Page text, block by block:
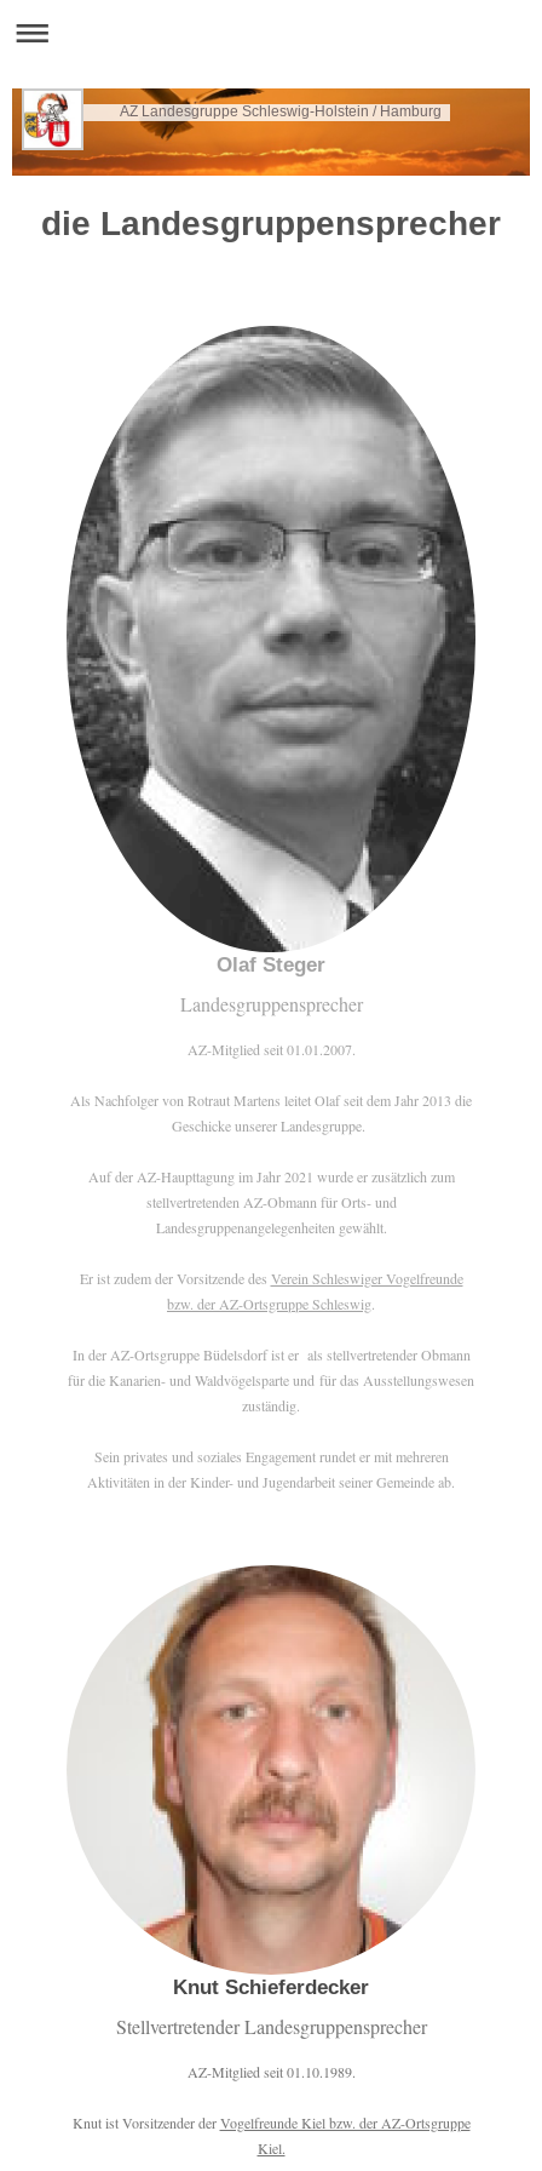
AZ Landesgruppe Schleswig-Holstein / Hamburg
die Landesgruppensprecher
Olaf Steger
Landesgruppensprecher
AZ-Mitglied seit 01.01.2007.
Als Nachfolger von Rotraut Martens leitet Olaf seit dem Jahr 2013 die
Geschicke unserer Landesgruppe.
Auf der AZ-Haupttagung im Jahr 2021 wurde er zusätzlich zum
stellvertretenden AZ-Obmann für Orts- und
Landesgruppenangelegenheiten gewählt.
Er ist zudem der Vorsitzende des Verein Schleswiger Vogelfreunde
bzw. der AZ-Ortsgruppe Schleswig
In der AZ-Ortsgruppe Büdelsdorf ist er als stellvertretender Obmann
für die Kanarien- und Waldvögelsparte und für das Ausstellungswesen
zuständig.
Sein privates und soziales Engagement rundet er mit mehreren
Aktivitäten in der Kinder- und Jugendarbeit seiner Gemeinde ab.
Knut Schieferdecker
Stellvertretender Landesgruppensprecher
AZ-Mitglied seit 01.10.1989.
Knut ist Vorsitzender derVogelfreunde Kiel bzw. der AZ-Ortsgruppe
Kiel.